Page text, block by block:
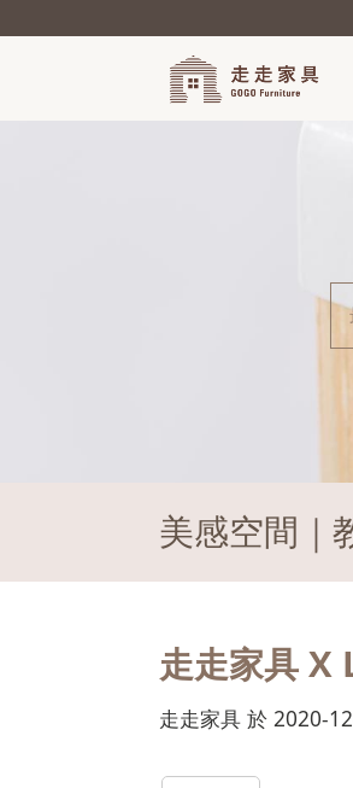
美感空間｜
走走家具
走走家具 於 2020-